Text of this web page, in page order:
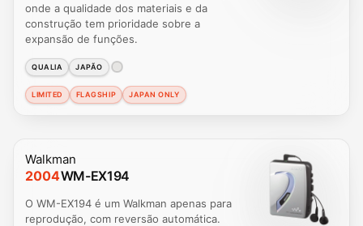
onde a qualidade dos materiais e da
construção tem prioridade sobre a
expansão de funções.
QUALIA JAPÃO
LIMITED FLAGSHIP JAPAN ONLY
Walkman
2004WM-EX194
O WM-EX194 é um Walkman apenas para
reprodução, com reversão automática.